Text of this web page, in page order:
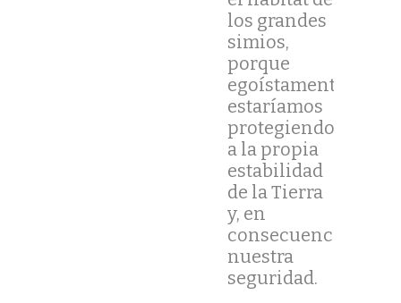
los grandes
simios,
porque
egoístamente
estaríamos
protegiendo
a la propia
estabilidad
de la Tierra
y, en
consecuencia,
nuestra
seguridad.